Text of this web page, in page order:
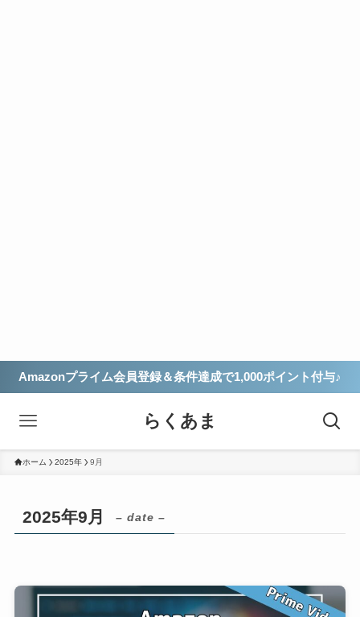
Amazonプライム会員登録＆条件達成で1,000ポイント付与♪
らくあま
ホーム 2025年 9月
2025年9月 – date –